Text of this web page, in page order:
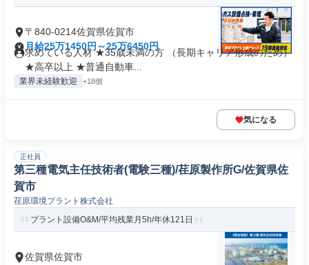
〒840-0214佐賀県佐賀市
月給25万1450円～25万6450円
求めている人材 ★35歳未満の方 （長期キャリア形成のため）
★高卒以上 ★普通自動車...
業界未経験歓迎 +18個
気になる
正社員
第三種電気主任技術者(電験三種)/荏原製作所G/佐賀県佐
賀市
荏原環境プラント株式会社
プラント設備O&M/平均残業月5h/年休121日
佐賀県佐賀市